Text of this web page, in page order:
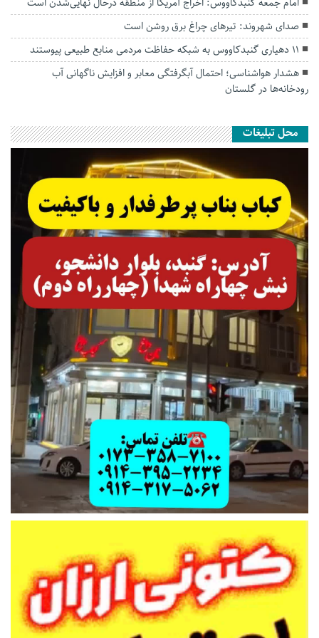
صدای شهروند: تیرهای چراغ برق روشن است
۱۱ دهیاری گنبدکاووس به شبکه حفاظت مردمی منابع طبیعی پیوستند
هشدار هواشناسی؛ احتمال آبگرفتگی معابر و افزایش ناگهانی آب
رودخانه‌ها در گلستان
محل تبلیغات